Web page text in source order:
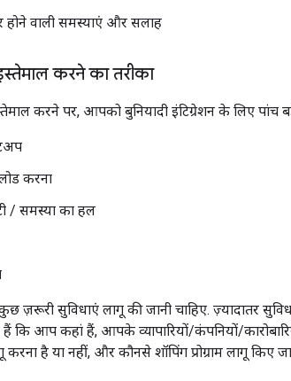
होने वाली समस्याएं और सलाह
करने का तरीका
करने पर, आपको बुनियादी इंटिग्रेशन के लिए पांच
करना
/ समस्या का हल
ज़रूरी सुविधाएं लागू की जानी चाहिए. ज़्यादातर
कि आप कहां हैं, आपके व्यापारियों/कंपनियों/
करना है या नहीं, और कौनसे शॉपिंग प्रोग्राम लागू किए